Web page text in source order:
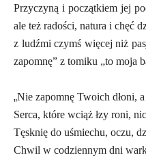
Przyczyną i początkiem jej
ale też radości, natura i chęć
z ludźmi czymś więcej niż
zapomnę” z tomiku „to moja
„Nie zapomnę Twoich dłoni,
Serca, które wciąż łzy roni,
Tęsknię do uśmiechu, oczu,
Chwil w codziennym dni